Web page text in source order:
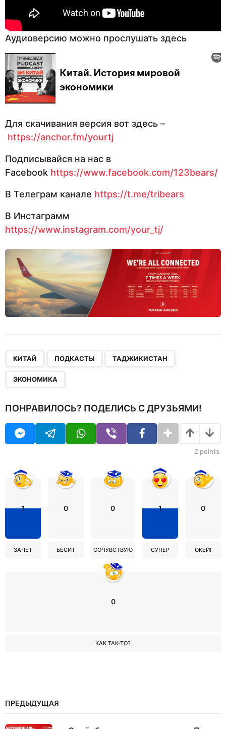
Аудиоверсию можно прослушать здесь
Для скачивания версия вот здесь –
https://anchor.fm/yourtj
Подписывайся на нас в
Facebook https://www.facebook.com/123bears/
В Телеграм канале https://t.me/tribears
В Инстаграмм
https://www.instagram.com/your_tj/
КИТАЙ ПОДКАСТЫ ТАДЖИКИСТАН
ЭКОНОМИКА
ПОНРАВИЛОСЬ? ПОДЕЛИСЬ С ДРУЗЬЯМИ!
2 points
1
ЗАЧЕТ
0
БЕСИТ
0
СОЧУВСТВУЮ
1
СУПЕР
0
ОКЕЙ!
0
КАК ТАК-ТО?
ПРЕДЫДУЩАЯ